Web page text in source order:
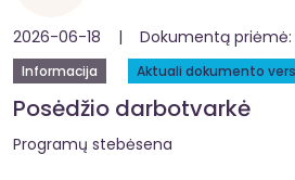
2026-06-18 | Dokumentą priėmė:
Informacija Aktuali dokumento
Posėdžio darbotvarkė
Programų stebėsena